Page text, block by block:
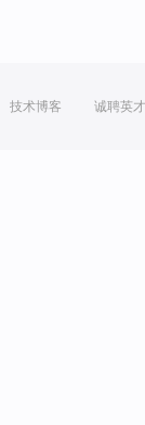
技术博客 诚聘英才